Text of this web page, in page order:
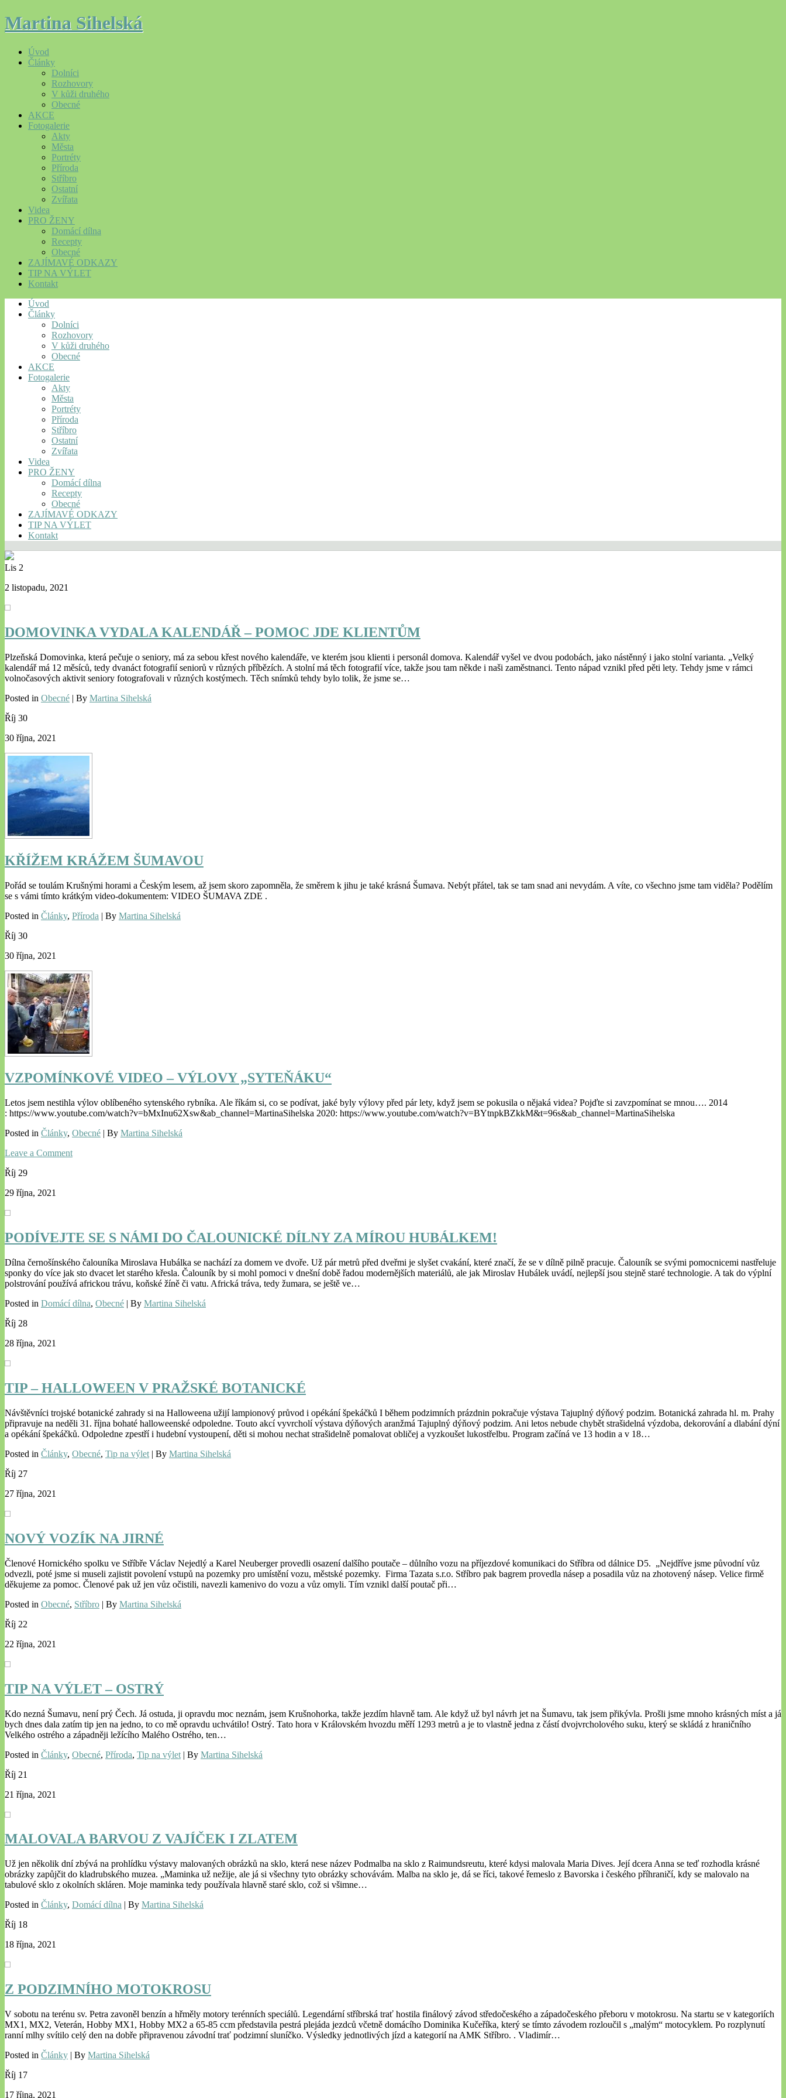
Martina Sihelská
Úvod
Články
Dolníci
Rozhovory
V kůži druhého
Obecné
AKCE
Fotogalerie
Akty
Města
Portréty
Příroda
Stříbro
Ostatní
Zvířata
Videa
PRO ŽENY
Domácí dílna
Recepty
Obecné
ZAJÍMAVÉ ODKAZY
TIP NA VÝLET
Kontakt
Úvod
Články
Dolníci
Rozhovory
V kůži druhého
Obecné
AKCE
Fotogalerie
Akty
Města
Portréty
Příroda
Stříbro
Ostatní
Zvířata
Videa
PRO ŽENY
Domácí dílna
Recepty
Obecné
ZAJÍMAVÉ ODKAZY
TIP NA VÝLET
Kontakt
Lis 2
2 listopadu, 2021
DOMOVINKA VYDALA KALENDÁŘ – POMOC JDE KLIENTŮM
Plzeňská Domovinka, která pečuje o seniory, má za sebou křest nového kalendáře, ve kterém jsou klienti i personál domova. Kalendář vyšel ve dvou podobách, jako nástěnný i jako stolní varianta. „Velký
kalendář má 12 měsíců, tedy dvanáct fotografií seniorů v různých příbězích. A stolní má těch fotografií více, takže jsou tam někde i naši zaměstnanci. Tento nápad vznikl před pěti lety. Tehdy jsme v rámci
volnočasových aktivit seniory fotografovali v různých kostýmech. Těch snímků tehdy bylo tolik, že jsme se…
Posted in Obecné | By Martina Sihelská
Říj 30
30 října, 2021
KŘÍŽEM KRÁŽEM ŠUMAVOU
Pořád se toulám Krušnými horami a Českým lesem, až jsem skoro zapomněla, že směrem k jihu je také krásná Šumava. Nebýt přátel, tak se tam snad ani nevydám. A víte, co všechno jsme tam viděla? Podělím
se s vámi tímto krátkým video-dokumentem: VIDEO ŠUMAVA ZDE .
Posted in Články, Příroda | By Martina Sihelská
Říj 30
30 října, 2021
VZPOMÍNKOVÉ VIDEO – VÝLOVY „SYTEŇÁKU“
Letos jsem nestihla výlov oblíbeného sytenského rybníka. Ale říkám si, co se podívat, jaké byly výlovy před pár lety, když jsem se pokusila o nějaká videa? Pojďte si zavzpomínat se mnou…. 2014
: https://www.youtube.com/watch?v=bMxInu62Xsw&ab_channel=MartinaSihelska 2020: https://www.youtube.com/watch?v=BYtnpkBZkkM&t=96s&ab_channel=MartinaSihelska
Posted in Články, Obecné | By Martina Sihelská
Leave a Comment
Říj 29
29 října, 2021
PODÍVEJTE SE S NÁMI DO ČALOUNICKÉ DÍLNY ZA MÍROU HUBÁLKEM!
Dílna černošínského čalouníka Miroslava Hubálka se nachází za domem ve dvoře. Už pár metrů před dveřmi je slyšet cvakání, které značí, že se v dílně pilně pracuje. Čalouník se svými pomocnicemi nastřeluje
sponky do více jak sto dvacet let starého křesla. Čalouník by si mohl pomoci v dnešní době řadou modernějších materiálů, ale jak Miroslav Hubálek uvádí, nejlepší jsou stejně staré technologie. A tak do výplní
polstrování používá africkou trávu, koňské žíně či vatu. Africká tráva, tedy žumara, se ještě ve…
Posted in Domácí dílna, Obecné | By Martina Sihelská
Říj 28
28 října, 2021
TIP – HALLOWEEN V PRAŽSKÉ BOTANICKÉ
Návštěvníci trojské botanické zahrady si na Halloweena užijí lampionový průvod i opékání špekáčků I během podzimních prázdnin pokračuje výstava Tajuplný dýňový podzim. Botanická zahrada hl. m. Prahy
připravuje na neděli 31. října bohaté halloweenské odpoledne. Touto akcí vyvrcholí výstava dýňových aranžmá Tajuplný dýňový podzim. Ani letos nebude chybět strašidelná výzdoba, dekorování a dlabání dýní
a opékání špekáčků. Odpoledne zpestří i hudební vystoupení, děti si mohou nechat strašidelně pomalovat obličej a vyzkoušet lukostřelbu. Program začíná ve 13 hodin a v 18…
Posted in Články, Obecné, Tip na výlet | By Martina Sihelská
Říj 27
27 října, 2021
NOVÝ VOZÍK NA JIRNÉ
Členové Hornického spolku ve Stříbře Václav Nejedlý a Karel Neuberger provedli osazení dalšího poutače – důlního vozu na příjezdové komunikaci do Stříbra od dálnice D5. „Nejdříve jsme původní vůz
odvezli, poté jsme si museli zajistit povolení vstupů na pozemky pro umístění vozu, městské pozemky. Firma Tazata s.r.o. Stříbro pak bagrem provedla násep a posadila vůz na zhotovený násep. Velice firmě
děkujeme za pomoc. Členové pak už jen vůz očistili, navezli kamenivo do vozu a vůz omyli. Tím vznikl další poutač při…
Posted in Obecné, Stříbro | By Martina Sihelská
Říj 22
22 října, 2021
TIP NA VÝLET – OSTRÝ
Kdo nezná Šumavu, není prý Čech. Já ostuda, ji opravdu moc neznám, jsem Krušnohorka, takže jezdím hlavně tam. Ale když už byl návrh jet na Šumavu, tak jsem přikývla. Prošli jsme mnoho krásných míst a já
bych dnes dala zatím tip jen na jedno, to co mě opravdu uchvátilo! Ostrý. Tato hora v Královském hvozdu měří 1293 metrů a je to vlastně jedna z částí dvojvrcholového suku, který se skládá z hraničního
Velkého ostrého a západněji ležícího Malého Ostrého, ten…
Posted in Články, Obecné, Příroda, Tip na výlet | By Martina Sihelská
Říj 21
21 října, 2021
MALOVALA BARVOU Z VAJÍČEK I ZLATEM
Už jen několik dní zbývá na prohlídku výstavy malovaných obrázků na sklo, která nese název Podmalba na sklo z Raimundsreutu, které kdysi malovala Maria Dives. Její dcera Anna se teď rozhodla krásné
obrázky zapůjčit do kladrubského muzea. „Maminka už nežije, ale já si všechny tyto obrázky schovávám. Malba na sklo je, dá se říci, takové řemeslo z Bavorska i českého příhraničí, kdy se malovalo na
tabulové sklo z okolních skláren. Moje maminka tedy používala hlavně staré sklo, což si všimne…
Posted in Články, Domácí dílna | By Martina Sihelská
Říj 18
18 října, 2021
Z PODZIMNÍHO MOTOKROSU
V sobotu na terénu sv. Petra zavoněl benzín a hřměly motory terénních speciálů. Legendární stříbrská trať hostila finálový závod středočeského a západočeského přeboru v motokrosu. Na startu se v kategoriích
MX1, MX2, Veterán, Hobby MX1, Hobby MX2 a 65-85 ccm představila pestrá plejáda jezdců včetně domácího Dominika Kučeříka, který se tímto závodem rozloučil s „malým“ motocyklem. Po rozplynutí
ranní mlhy svítilo celý den na dobře připravenou závodní trať podzimní sluníčko. Výsledky jednotlivých jízd a kategorií na AMK Stříbro. . Vladimír…
Posted in Články | By Martina Sihelská
Říj 17
17 října, 2021